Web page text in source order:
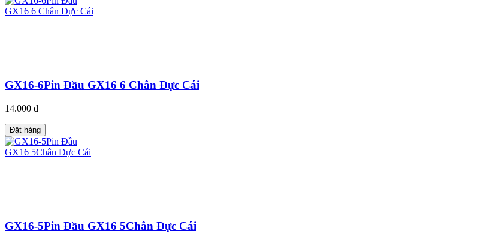
GX16-6Pin Đầu GX16 6 Chân Đực Cái
14.000 đ
Đặt hàng
GX16-5Pin Đầu GX16 5Chân Đực Cái